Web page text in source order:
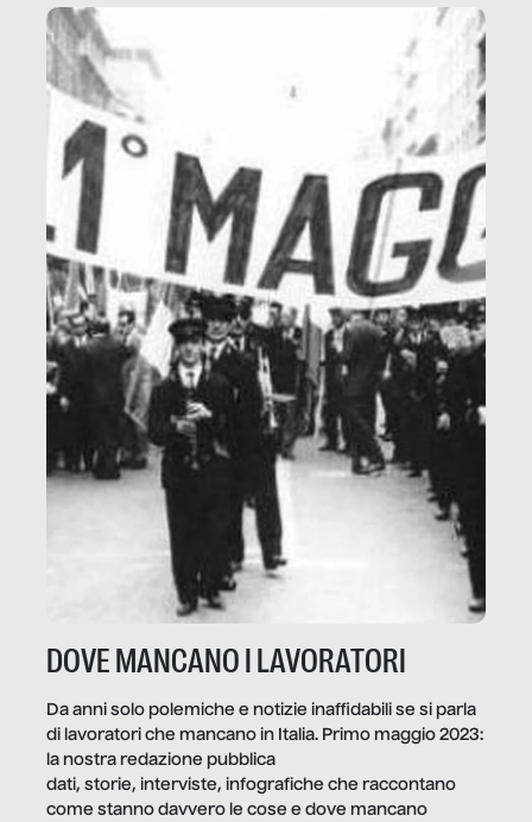
DOVE MANCANO I LAVORATORI
Da anni solo polemiche e notizie inaffidabili se si parla
di lavoratori che mancano in Italia. Primo maggio 2023:
la nostra redazione pubblica
dati, storie, interviste, infografiche che raccontano
come stanno davvero le cose e dove mancano